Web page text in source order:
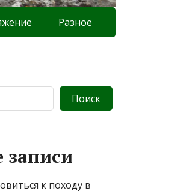
Разное
Поиск
записи
к походу в